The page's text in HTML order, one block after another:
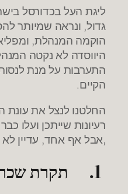
ליגת העל בכדורסל
גדול, ונראה שמיותר
היווסדה לא נקטה
התערבות על מנת
הקיים.
החלטנו לנצל את עונת
רעיונות שייתכן ועלו
,אבל אף אחד, עדיין
1. תקרת